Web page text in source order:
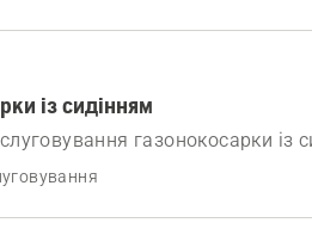
із сидінням
газонокосарки із